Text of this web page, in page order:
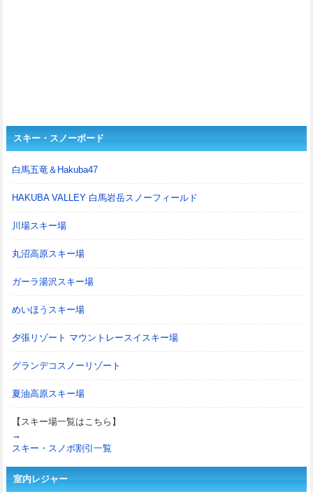
スキー・スノーボード
白馬五竜＆Hakuba47
HAKUBA VALLEY 白馬岩岳スノーフィールド
川場スキー場
丸沼高原スキー場
ガーラ湯沢スキー場
めいほうスキー場
夕張リゾート マウントレースイスキー場
グランデコスノーリゾート
夏油高原スキー場
【スキー場一覧はこちら】
→
スキー・スノボ割引一覧
室内レジャー